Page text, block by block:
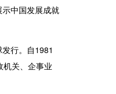
中国发展成就
行。自1981
机关、企事业